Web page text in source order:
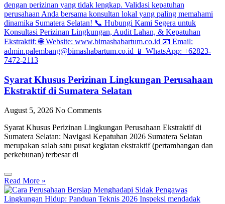
Syarat Khusus Perizinan Lingkungan Perusahaan
Ekstraktif di Sumatera Selatan
August 5, 2026 No Comments
Syarat Khusus Perizinan Lingkungan Perusahaan Ekstraktif di
Sumatera Selatan: Navigasi Kepatuhan 2026 Sumatera Selatan
merupakan salah satu pusat kegiatan ekstraktif (pertambangan dan
perkebunan) terbesar di
Read More »